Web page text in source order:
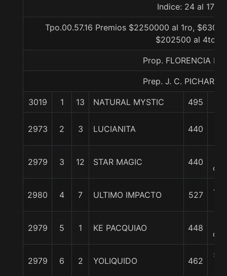
Indice: 24 al 17
Tpo.00.57.16 Premios $2250000 al 1ro,
$202500 al 4to
Prop. FLORENCIA
Prep. J. C. PICHARA
3019 1 13 NATURAL MYSTIC 495
2973 2 3 LUCIANITA 440
2979 3 12 STAR MAGIC 440
2980 4 7 ULTIMO IMPACTO 527
4
2979 5 1 KE PACQUIAO 448
2979 6 2 YOLIQUIDO 462
5